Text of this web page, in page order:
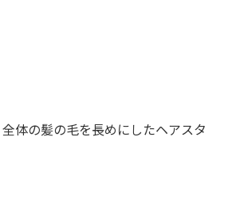
体の髪の毛を長めにしたヘアスタ